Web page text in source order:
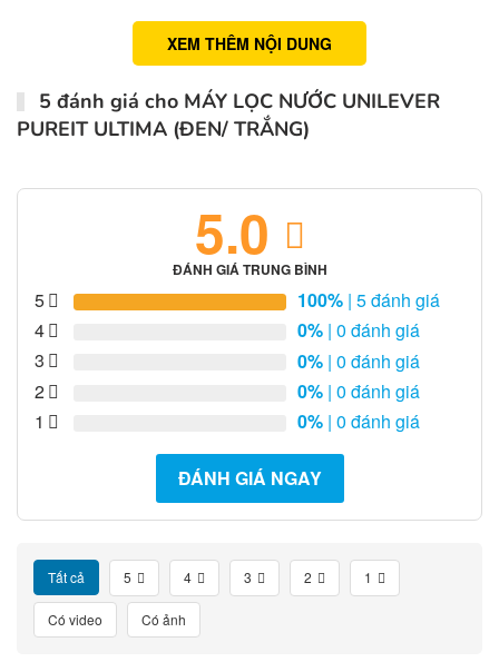
XEM THÊM NỘI DUNG
5 đánh giá cho MÁY LỌC NƯỚC UNILEVER
PUREIT ULTIMA (ĐEN/ TRẮNG)
5.0
ĐÁNH GIÁ TRUNG BÌNH
5 100% | 5 đánh giá
4
0% | 0 đánh giá
3
0% | 0 đánh giá
2
0% | 0 đánh giá
1
0% | 0 đánh giá
ĐÁNH GIÁ NGAY
Tất cả 5 4 3 2 1
Có video Có ảnh